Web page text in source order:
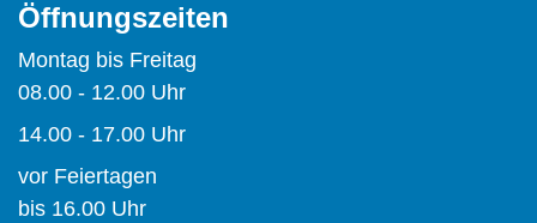
Öffnungszeiten
Montag bis Freitag
08.00 - 12.00 Uhr
14.00 - 17.00 Uhr
vor Feiertagen
bis 16.00 Uhr